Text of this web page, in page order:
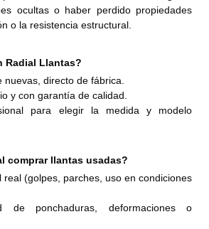
ocultas o haber perdido propiedades
o la resistencia estructural.
Radial Llantas?
nuevas, directo de fábrica.
y con garantía de calidad.
para elegir la medida y modelo
comprar llantas usadas?
real (golpes, parches, uso en condiciones
de ponchaduras, deformaciones o